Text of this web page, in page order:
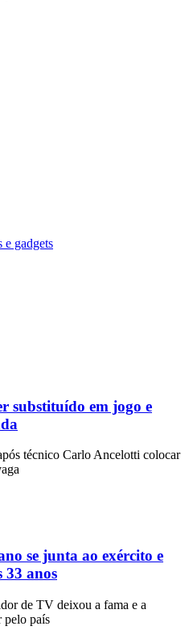
e gadgets
substituído em jogo e
técnico Carlo Ancelotti colocar
se junta ao exército e
33 anos
de TV deixou a fama e a
pelo país